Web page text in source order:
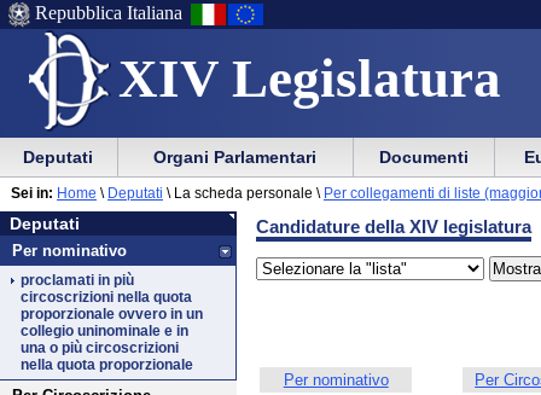
XIV Legislatura
Menu
di
ausilio
alla
navigazione
Vai
Menu
di
navigazione
principale
Repubblica Italiana
Menu
di
navigazione
principale
Vai
menu
di
sezione
Deputati Organi Parlamentari Documenti
Deputati
Vai
al
contenuto
Deputati
Per nominativo
proclamati in più
circoscrizioni nella quota
proporzionale ovvero in un
collegio uninominale e in
una o più circoscrizioni
nella quota proporzionale
Sei in: Home \ Deputati \ La scheda personale \ Per collegamenti di liste
Candidature della XIV legislatura
Per nominativo Per